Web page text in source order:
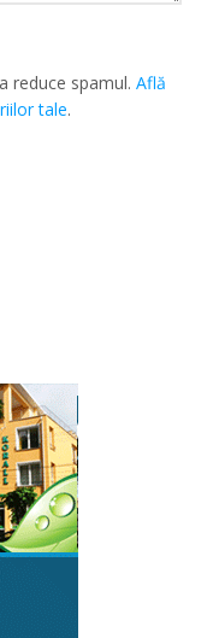
reduce spamul.Află
tale.